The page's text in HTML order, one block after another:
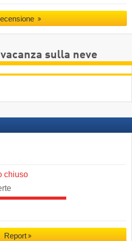
sulla neve
chiuso
Report